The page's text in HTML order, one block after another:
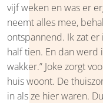
vijf weken en was er
neemt alles mee,
ontspannend. Ik zat
half tien. En dan werd
wakker.” Joke zorgt
huis woont. De
in als ze hier waren.